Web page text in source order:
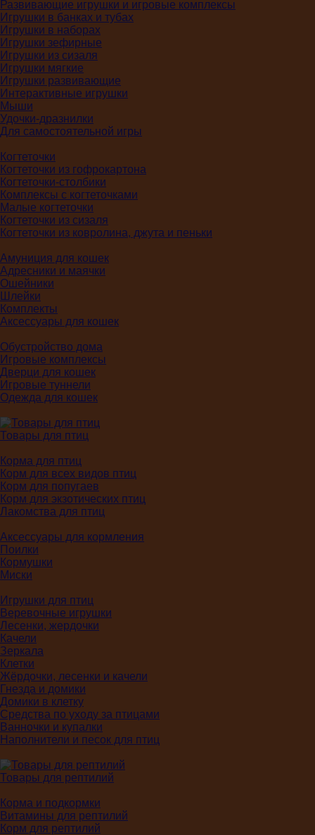
Развивающие игрушки и игровые комплексы
Игрушки в банках и тубах
Игрушки в наборах
Игрушки зефирные
Игрушки из сизаля
Игрушки мягкие
Игрушки развивающие
Интерактивные игрушки
Мыши
Удочки-дразнилки
Для самостоятельной игры
Когтеточки
Когтеточки из гофрокартона
Когтеточки-столбики
Комплексы с когтеточками
Малые когтеточки
Когтеточки из сизаля
Когтеточки из ковролина, джута и пеньки
Амуниция для кошек
Адресники и маячки
Ошейники
Шлейки
Комплекты
Аксессуары для кошек
Обустройство дома
Игровые комплексы
Дверци для кошек
Игровые туннели
Одежда для кошек
Товары для птиц
Корма для птиц
Корм для всех видов птиц
Корм для попугаев
Корм для экзотических птиц
Лакомства для птиц
Аксессуары для кормления
Поилки
Кормушки
Миски
Игрушки для птиц
Веревочные игрушки
Лесенки, жердочки
Качели
Зеркала
Клетки
Жёрдочки, лесенки и качели
Гнезда и домики
Домики в клетку
Средства по уходу за птицами
Ванночки и купалки
Наполнители и песок для птиц
Товары для рептилий
Корма и подкормки
Витамины для рептилий
Корм для рептилий